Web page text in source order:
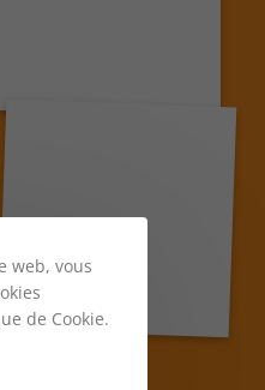
web, vous
de Cookie.